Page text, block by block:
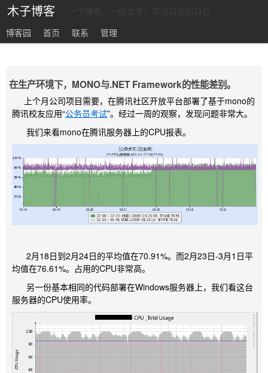
木子博客
博客园
首页 联系 管理
在生产环境下，MONO与.NET Framework的性能差别。
上个月公司项目需要，在腾讯社区开放平台部署了基于mono的
腾讯校友应用“公务员考试”。经过一周的观察，发现问题非常大。
我们来看mono在腾讯服务器上的CPU报表。
2月18日到2月24日的平均值在70.91%。而2月23日-3月1日平
均值在76.61%。占用的CPU非常高。
另一份基本相同的代码部署在Windows服务器上，我们看这台
服务器的CPU使用率。